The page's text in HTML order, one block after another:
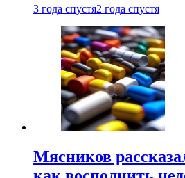
3 года спустя2 года спустя
Мясников